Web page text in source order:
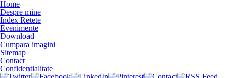
Home
Despre mine
Index Retete
Evenimente
Download
Cumpara imagini
Sitemap
Contact
Confidentialitate